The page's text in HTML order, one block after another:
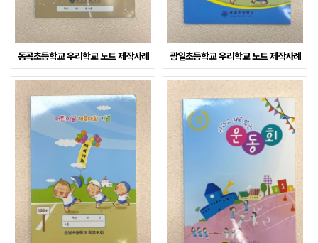
동곡초등학교 우리학교 노트 제작사례 광일초등학교 우리학교 노트 제작사례